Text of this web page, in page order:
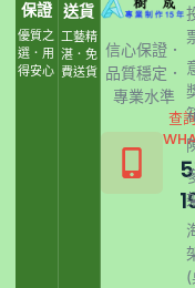
保證
優質之
選．用
得安心
送貨
工藝精
湛．免
費送貨
信心保證．
品質穩定．
專業水準
查